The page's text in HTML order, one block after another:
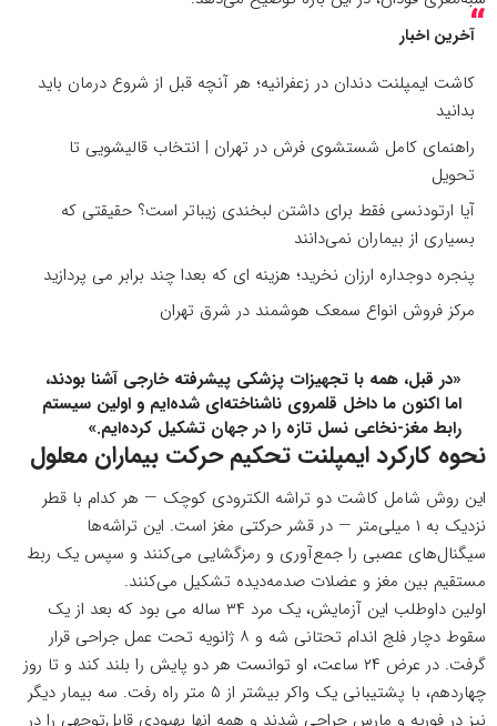
آخرین اخبار
کاشت ایمپلنت دندان در زعفرانیه؛ هر آنچه قبل از شروع درمان باید
بدانید
راهنمای کامل شستشوی فرش در تهران | انتخاب قالیشویی تا
تحویل
آیا ارتودنسی فقط برای داشتن لبخندی زیباتر است؟ حقیقتی که
بسیاری از بیماران نمی‌دانند
پنجره دوجداره ارزان نخرید؛ هزینه ای که بعدا چند برابر می پردازید
مرکز فروش انواع سمعک هوشمند در شرق تهران
«در قبل، همه با تجهیزات پزشکی پیشرفته خارجی آشنا بودند،
اما اکنون ما داخل قلمروی ناشناخته‌ای شده‌ایم و اولین سیستم
رابط مغز-نخاعی نسل تازه را در جهان تشکیل کرده‌ایم.»
نحوه کارکرد ایمپلنت تحکیم حرکت بیماران معلول
این روش شامل کاشت دو تراشه الکترودی کوچک — هر کدام با قطر
نزدیک به ۱ میلی‌متر — در قشر حرکتی مغز است. این تراشه‌ها
سیگنال‌های عصبی را جمع‌آوری و رمزگشایی می‌کنند و سپس یک ربط
مستقیم بین مغز و عضلات صدمه‌دیده تشکیل می‌کنند.
اولین داوطلب این آزمایش، یک مرد ۳۴ ساله می بود که بعد از یک
سقوط دچار فلج اندام تحتانی شه و ۸ ژانویه تحت عمل جراحی قرار
گرفت. در عرض ۲۴ ساعت، او توانست هر دو پایش را بلند کند و تا روز
چهاردهم، با پشتیبانی یک واکر بیشتر از ۵ متر راه رفت. سه بیمار دیگر